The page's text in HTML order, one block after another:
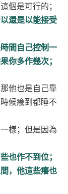
個是可行的；
還是以能接受
間自己控制一
你多作幾次；
他也是自己靠
候癢到都睡不
樣；但是因為
也作不到位；
，他這些癢也